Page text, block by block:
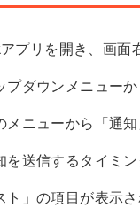
プリを開き、画面
プダウンメニュー
メニューから「通
を送信するタイミ
ト」の項目が表示